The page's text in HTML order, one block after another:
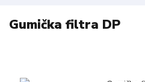
Gumička filtra DP